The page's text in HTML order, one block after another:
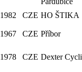
1982 CZE HO ŠTIKA
1967 CZE Příbor
1978 CZE Dexter